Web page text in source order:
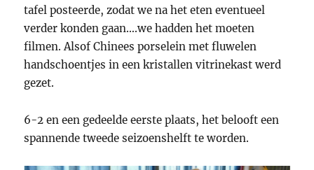
tafel posteerde, zodat we na het eten eventueel
verder konden gaan….we hadden het moeten
filmen. Alsof Chinees porselein met fluwelen
handschoentjes in een kristallen vitrinekast werd
gezet.
6-2 en een gedeelde eerste plaats, het belooft een
spannende tweede seizoenshelft te worden.